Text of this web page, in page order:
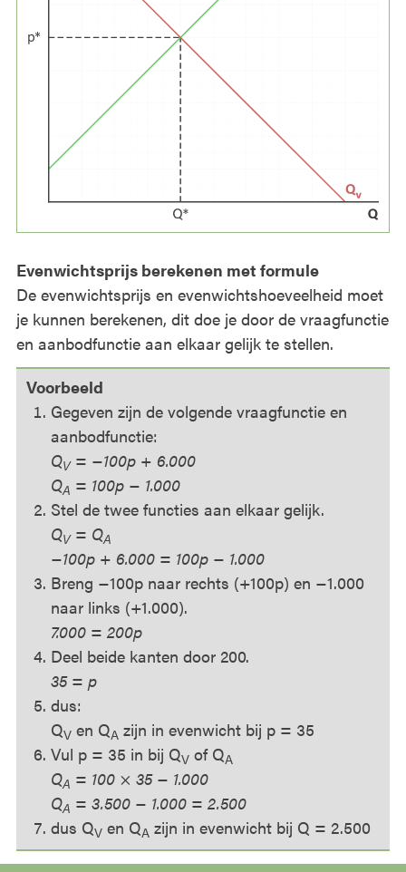
Evenwichtsprijs berekenen met formule
De evenwichtsprijs en evenwichtshoeveelheid moet
je kunnen berekenen, dit doe je door de vraagfunctie
en aanbodfunctie aan elkaar gelijk te stellen.
Voorbeeld
Gegeven zijn de volgende vraagfunctie en
aanbodfunctie:
QV= −100p + 6.000
QA = 100p − 1.000
Stel de twee functies aan elkaar gelijk.
QV= QA
−100p + 6.000 = 100p − 1.000
Breng −100p naar rechts (+100p) en −1.000
naar links (+1.000).
7.000 = 200p
Deel beide kanten door 200.
35 = p
dus:
QV en QA zijn in evenwicht bij p = 35
Vul p = 35 in bij QV of QA
QA = 100 × 35 − 1.000
QA = 3.500 − 1.000 = 2.500
dus QV en QA zijn in evenwicht bij Q = 2.500